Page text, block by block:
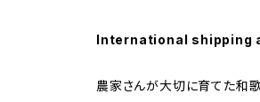
International shipping
農家さんが大切に育てた和